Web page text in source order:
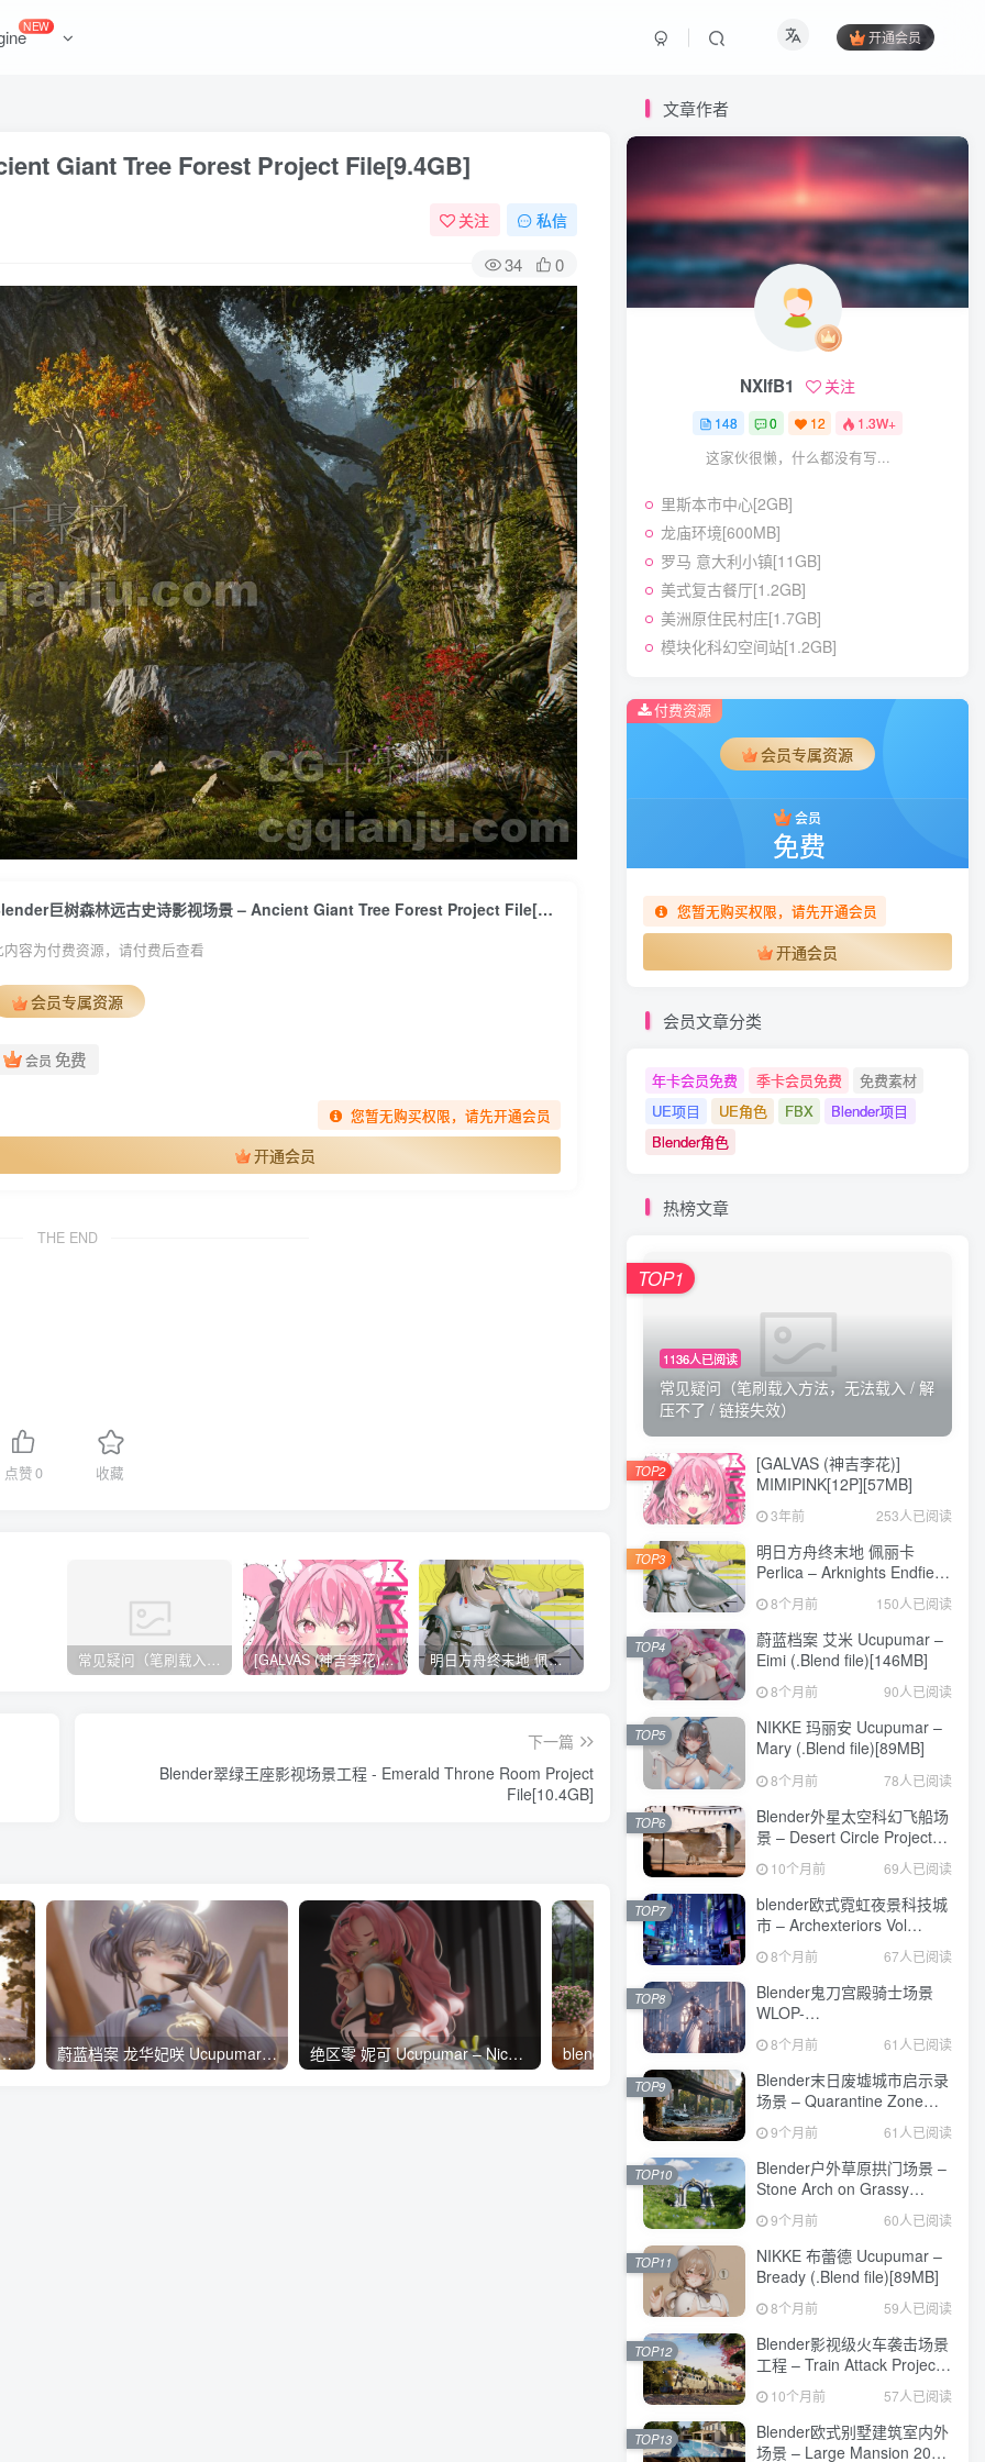
NEW
开通会员
Giant Tree Forest Project File[9.4GB]
关注 私信
34 0
Blender巨树森林远古史诗影视场景 – Ancient Giant Tree Forest Project File[9.4GB]
内容为付费资源，请付费后查看
会员专属资源
会员 免费
您暂无购买权限，请先开通会员
开通会员
THE END
点赞0 收藏
常见疑问（笔刷载入方法，无法载入 / 解压不了 / 链接失效） [GALVAS (神吉李花)] MIMIPINK[12P][57MB] 明日方舟终末地 佩丽卡 Perlica – Arknights Endfield Blender Model[296MB] 蔚蓝档案 艾米 Ucupumar – Eimi (.Blend file)[146MB] NIKKE 玛丽安 Ucupumar – Mary (.Blend file)[89MB]
下一篇
Blender翠绿王座影视场景工程 - Emerald Throne Room Project
File[10.4GB]
– Winter Has Come Project File[2.5GB] 蔚蓝档案 龙华妃咲 Ucupumar – Kisaki (.Blend file)[89MB] 绝区零 妮可 Ucupumar – Nicole (.Blend file)[37MB] blender欧式住宅区餐厅场景 – Archexteriors Vol 38_009 For Blender[1.5GB]
文章作者
NXlfB1 关注
148 0 12 1.3W+
这家伙很懒，什么都没有写...
里斯本市中心[2GB]
龙庙环境[600MB]
罗马 意大利小镇[11GB]
美式复古餐厅[1.2GB]
美洲原住民村庄[1.7GB]
模块化科幻空间站[1.2GB]
付费资源
会员专属资源
会员
免费
您暂无购买权限，请先开通会员
开通会员
会员文章分类
年卡会员免费 季卡会员免费
免费素材
UE项目
UE角色 FBX
Blender项目
Blender角色
热榜文章
1136人已阅读
常见疑问（笔刷载入方法，无法载入 / 解
压不了 / 链接失效）
TOP1
[GALVAS (神吉李花)]
MIMIPINK[12P][57MB]
3年前 253人已阅读
TOP2
明日方舟终末地 佩丽卡
Perlica – Arknights Endfield
Blender Model[296MB]
8个月前 150人已阅读
TOP3
蔚蓝档案 艾米 Ucupumar –
Eimi (.Blend file)[146MB]
8个月前 90人已阅读
TOP4
NIKKE 玛丽安 Ucupumar –
Mary (.Blend file)[89MB]
8个月前 78人已阅读
TOP5
Blender外星太空科幻飞船场
景 – Desert Circle Project
File[810MB]
10个月前 69人已阅读
TOP6
blender欧式霓虹夜景科技城
市 – Archexteriors Vol
37_010 For Blender[3GB]
8个月前 67人已阅读
TOP7
Blender鬼刀宫殿骑士场景
WLOP-
FragileProject[3.3GB]
8个月前 61人已阅读
TOP8
Blender末日废墟城市启示录
场景 – Quarantine Zone
Project File[1.3GB]
9个月前 61人已阅读
TOP9
Blender户外草原拱门场景 –
Stone Arch on Grassy
Plains – Blender
Scene[67MB]
9个月前 60人已阅读
TOP10
NIKKE 布蕾德 Ucupumar –
Bready (.Blend file)[89MB]
8个月前 59人已阅读
TOP11
Blender影视级火车袭击场景
工程 – Train Attack Project
File[1.8GB]
10个月前 57人已阅读
TOP12
Blender欧式别墅建筑室内外
场景 – Large Mansion 2021
TOP13